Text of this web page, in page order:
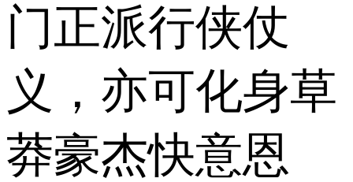
门正派行侠仗
义，亦可化身草
莽豪杰快意恩